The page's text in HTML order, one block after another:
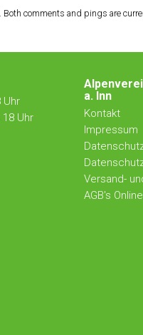
Both comments and pings are
Uhr
Uhr
a. Inn
Kontakt
Impressum
Versand-
AGB's